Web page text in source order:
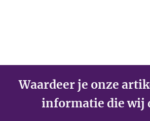
Waardeer je onze
informatie die wij